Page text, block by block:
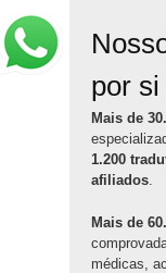
por si
Mais de
1.200
afiliados.
Mais de
médicas,